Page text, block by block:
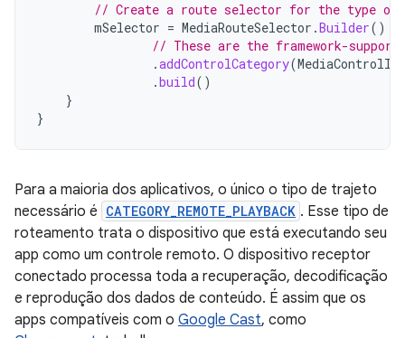
// Create a route selector for the type of
mSelector = MediaRouteSelector .Builder()
// These are the framework-
.addControlCategory(
.build()
}
}
Para a maioria dos aplicativos, o único o tipo de trajeto
necessário é CATEGORY_REMOTE_PLAYBACK . Esse tipo de
roteamento trata o dispositivo que está executando seu
app como um controle remoto. O dispositivo receptor
conectado processa toda a recuperação, decodificação
e reprodução dos dados de conteúdo. É assim que os
apps compatíveis com o Google Cast, como